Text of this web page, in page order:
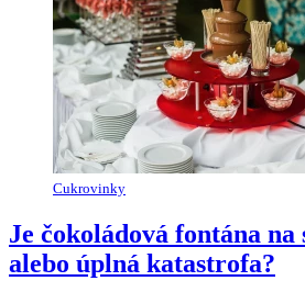
Cukrovinky
Je čokoládová fontána
alebo úplná katastrofa?